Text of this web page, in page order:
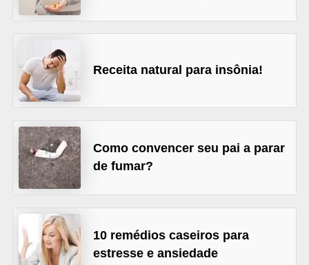
Receita natural para insônia!
Como convencer seu pai a parar
de fumar?
10 remédios caseiros para
estresse e ansiedade
a
i
e
a
e
A
l
i
m
e